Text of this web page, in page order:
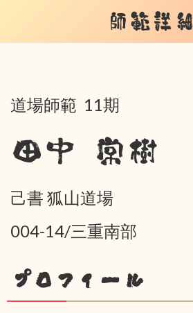
師範詳細
道場師範 11期
田中 常樹
己書 狐山道場
004-14/三重南部
プロフィール